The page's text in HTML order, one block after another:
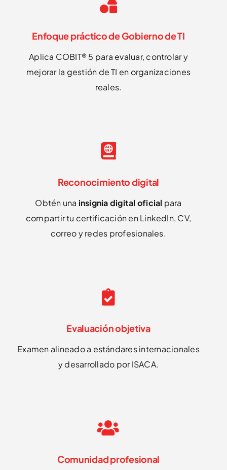
Enfoque práctico de Gobierno de TI
Aplica COBIT® 5 para evaluar, controlar y
mejorar la gestión de TI en organizaciones
reales.
Reconocimiento digital
Obtén una insignia digital oficial para
compartir tu certificación en LinkedIn, CV,
correo y redes profesionales.
Evaluación objetiva
Examen alineado a estándares internacionales
y desarrollado por ISACA.
Comunidad profesional